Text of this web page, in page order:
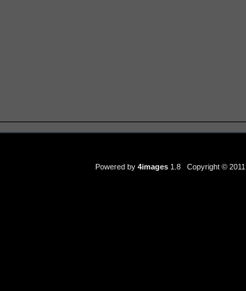
Powered by 4images1.8 Copyright © 2011